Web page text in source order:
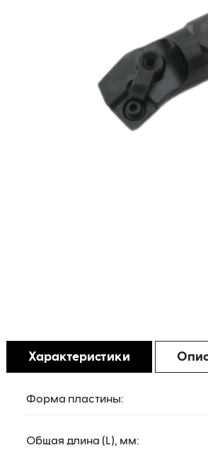
Характеристики
Форма пластины:
Общая длина (L), мм: